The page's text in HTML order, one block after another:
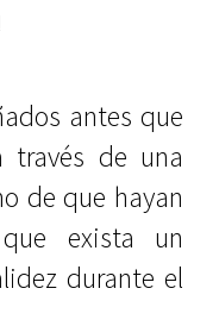
antes que
través de una
de que hayan
exista un
durante el